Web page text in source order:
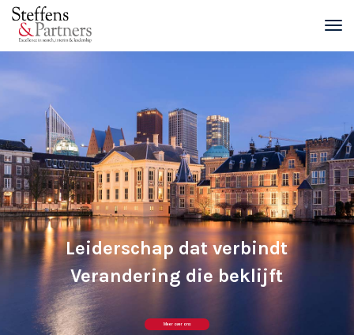
Leiderschap dat verbindt
Verandering die beklijft
Meer over ons